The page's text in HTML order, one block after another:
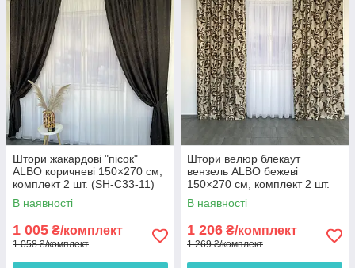
Штори жакардові "пісок"
ALBO коричневі 150×270 см,
комплект 2 шт. (SH-C33-11)
В наявності
1 005 ₴/комплект
1 058 ₴/комплект
Штори велюр блекаут
вензель ALBO бежеві
150×270 см, комплект 2 шт.
(SH-202-1)
В наявності
1 206 ₴/комплект
1 269 ₴/комплект